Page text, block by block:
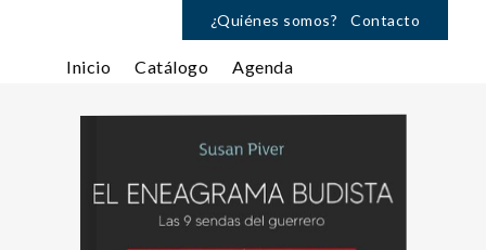
¿Quiénes somos? Contacto
Inicio Catálogo Agenda